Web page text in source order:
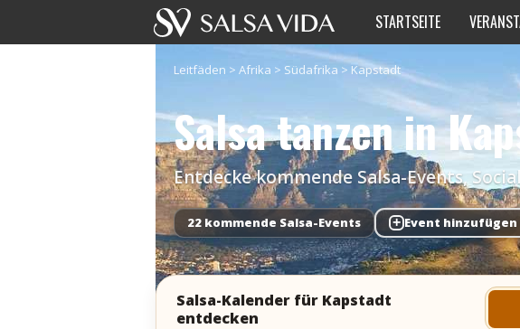
STARTSEITE
Leitfäden > Afrika > Südafrika > Kapstadt
Salsa tanzen in
Entdecke kommende Salsa-Events,
22 kommende Salsa-Events + Event hinzufügen
Salsa-Kalender für Kapstadt
entdecken